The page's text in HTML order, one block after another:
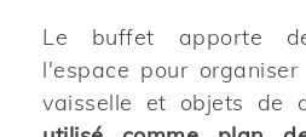
Le buffet apporte
l'espace pour
vaisselle et objets de